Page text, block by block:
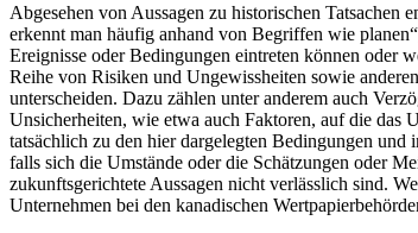
Abgesehen von Aussagen zu historischen Tatsachen
erkennt man häufig anhand von Begriffen wie
Ereignisse oder Bedingungen eintreten können oder
Reihe von Risiken und Ungewissheiten sowie
unterscheiden. Dazu zählen unter anderem auch
Unsicherheiten, wie etwa auch Faktoren, auf die das
tatsächlich zu den hier dargelegten Bedingungen
falls sich die Umstände oder die Schätzungen oder
zukunftsgerichtete Aussagen nicht verlässlich sind.
Unternehmen bei den kanadischen